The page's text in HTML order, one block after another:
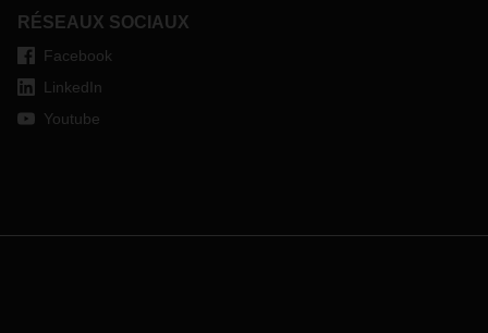
RÉSEAUX SOCIAUX
Facebook
LinkedIn
Youtube